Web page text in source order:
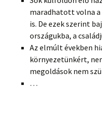
maradhatott volna
is. De ezek szerint
országukba, a
Az elmúlt években
környezetünkért,
megoldások nem
…